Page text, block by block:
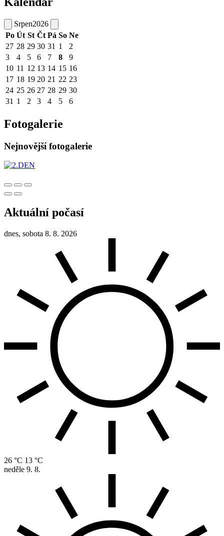
Srpen2026
Po Út St Čt Pá So Ne
27 28 29 30 31 1
2
3
4 5 6 7 8
9
10 11 12 13 14 15 16
17 18 19 20 21 22 23
24 25 26 27 28 29 30
31 1 2 3 4 5 6
Fotogalerie
Nejnovější fotogalerie
Aktuální počasí
dnes, sobota 8. 8. 2026
26 °C 13 °C
neděle 9. 8.